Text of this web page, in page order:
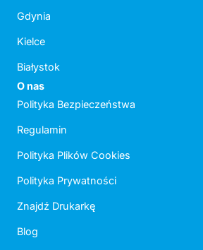
Gdynia
Kielce
Białystok
O nas
Polityka Bezpieczeństwa
Regulamin
Polityka Plików Cookies
Polityka Prywatności
Znajdź Drukarkę
Blog